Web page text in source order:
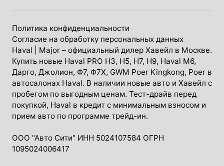
Политика конфиденциальности
Согласие на обработку персональных данных
Haval | Major – официальный дилер Хавейл в Москве.
Купить новые Haval PRO H3, Н5, H7, Н9, Haval М6,
Дарго, Джолион, Ф7, Ф7Х, GWM Poer Kingkong, Poer в
автосалонах Haval. В наличии новые авто и Хавейл с
пробегом по выгодным ценам. Тест-драйв перед
покупкой, Haval в кредит с минимальным взносом и
прием авто по программе трейд-ин.
ООО "Авто Сити" ИНН 5024107584 ОГРН
1095024006417